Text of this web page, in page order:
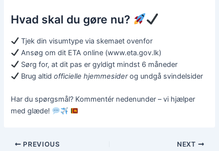
Hvad skal du gøre nu?
Tjek din visumtype via skemaet ovenfor
Ansøg om dit ETA online (www.eta.gov.lk)
Sørg for, at dit pas er gyldigt mindst 6 måneder
Brug altidofficielle hjemmesiderog undgå svindelsider
Har du spørgsmål? Kommentér nedenunder – vi hjælper
med glæde!
PREVIOUS NEXT